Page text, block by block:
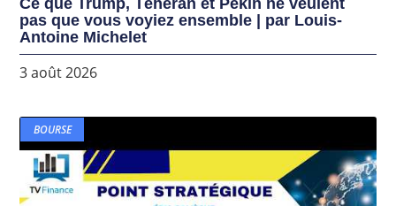
Ce que Trump, Téhéran et Pékin ne veulent
pas que vous voyiez ensemble | par Louis-
Antoine Michelet
3 août 2026
BOURSE